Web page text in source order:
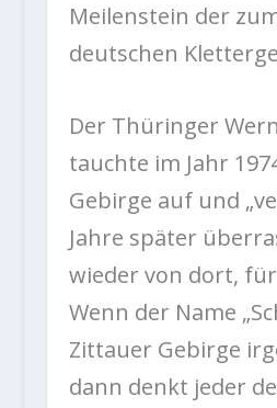
Meilenstein der
deutschen
Der Thüringer
tauchte im Jahr
Gebirge auf und
Jahre später
wieder von dort,
Wenn der Name
Zittauer Gebirge
dann denkt jeder